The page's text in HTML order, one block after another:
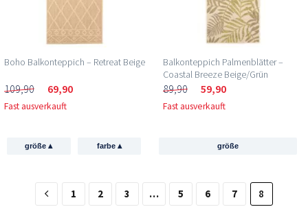
Boho Balkonteppich – Retreat Beige
109,90 69,90
Fast ausverkauft
größe▴ farbe ▴
Balkonteppich Palmenblätter –
Coastal Breeze Beige/Grün
89,90 59,90
Fast ausverkauft
größe
1 2 3 … 5 6 7 8